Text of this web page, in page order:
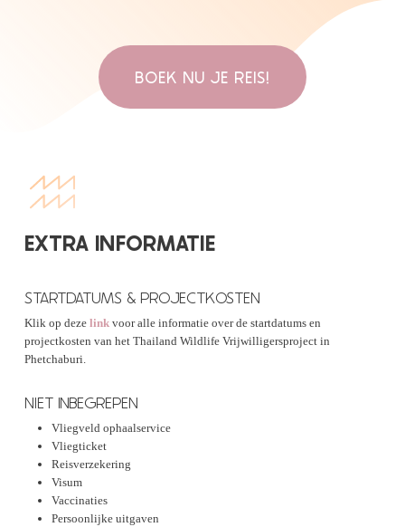
BOEK NU JE REIS!
EXTRA INFORMATIE
STARTDATUMS & PROJECTKOSTEN
Klik op deze link voor alle informatie over de startdatums en
projectkosten van het Thailand Wildlife Vrijwilligersproject in
Phetchaburi.
NIET INBEGREPEN
Vliegveld ophaalservice
Vliegticket
Reisverzekering
Visum
Vaccinaties
Persoonlijke uitgaven